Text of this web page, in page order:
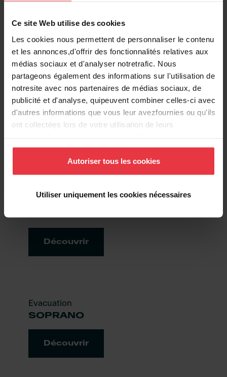
Ce site Web utilise des cookies
Les cookies nous permettent de personnaliser le contenu
et les annonces,d'offrir des fonctionnalités relatives aux
médias sociaux et d'analyser notretrafic. Nous
partageons également des informations sur l'utilisation de
notresite avec nos partenaires de médias sociaux, de
publicité et d'analyse, quipeuvent combiner celles-ci avec
d'autres informations que vous leur avezfournies ou qu'ils
ont collectées lors de votre utilisation de leurs
continuez à utiliser notre site Web.
Autoriser tous les cookies
Utiliser uniquement les cookies nécessaires
Découvrir
Evacuation
PIANO
Découvrir
Evacuation
SOPRANO
Découvrir